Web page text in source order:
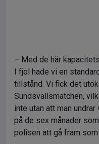
– Med de här
I fjol hade vi en
tillstånd. Vi fick det
Sundsvallsmatchen,
inte utan att man
på de sex månader
polisen att gå fram